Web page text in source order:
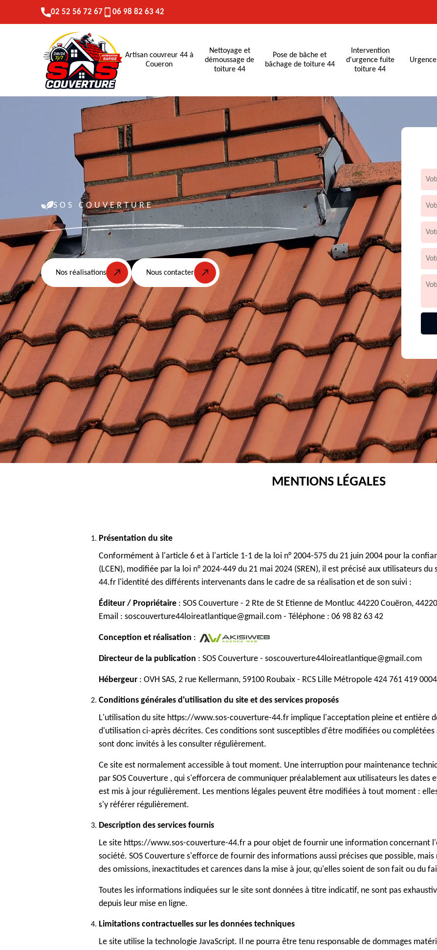
02 52 56 72 67 06 98 82 63 42
Artisan couvreur 44 à
Coueron
Nettoyage et
démoussage de
toiture 44
Pose de bâche et
bâchage de toiture 44
Intervention
d'urgence fuite
toiture 44
SOS COUVERTURE
Nos réalisations Nous contacter
MENTIONS LÉGALES
Présentation du site
Conformément à l'article 6 et à l'article 1-1 de la loi n° 2004-575 du 21 juin 2004 pour la
(LCEN), modifiée par la loi n° 2024-449 du 21 mai 2024 (SREN), il est précisé aux utilisateurs
44.fr l'identité des différents intervenants dans le cadre de sa réalisation et de son suivi :
Éditeur / Propriétaire: SOS Couverture - 2 Rte de St Etienne de Montluc 44220 Couëron,
Email : soscouverture44loireatlantique@gmail.com - Téléphone : 06 98 82 63 42
Conception et réalisation :
Directeur de la publication : SOS Couverture - soscouverture44loireatlantique@gmail.com
Hébergeur: OVH SAS, 2 rue Kellermann, 59100 Roubaix - RCS Lille Métropole 424 761 419
Conditions générales d'utilisation du site et des services proposés
L'utilisation du site https://www.sos-couverture-44.fr implique l'acceptation pleine et entière
d'utilisation ci-après décrites. Ces conditions sont susceptibles d'être modifiées ou
sont donc invités à les consulter régulièrement.
Ce site est normalement accessible à tout moment. Une interruption pour maintenance
par SOS Couverture , qui s'efforcera de communiquer préalablement aux utilisateurs les dates
est mis à jour régulièrement. Les mentions légales peuvent être modifiées à tout moment :
s'y référer régulièrement.
Description des services fournis
Le site https://www.sos-couverture-44.fr a pour objet de fournir une information concernant
société. SOS Couverture s'efforce de fournir des informations aussi précises que possible,
des omissions, inexactitudes et carences dans la mise à jour, qu'elles soient de son fait ou du
Toutes les informations indiquées sur le site sont données à titre indicatif, ne sont pas
depuis leur mise en ligne.
Limitations contractuelles sur les données techniques
Le site utilise la technologie JavaScript. Il ne pourra être tenu responsable de dommages